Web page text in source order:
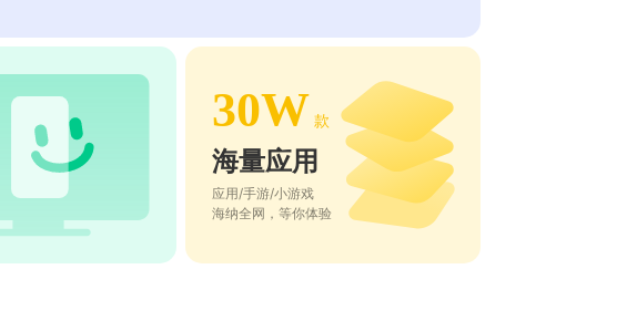
30W 款
海量应用
应用/手游/小游戏
海纳全网，等你体验